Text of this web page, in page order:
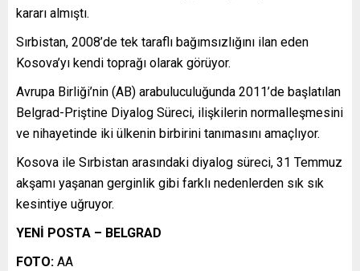
kararı almıştı.
Sırbistan, 2008’de tek taraflı bağımsızlığını ilan eden
Kosova’yı kendi toprağı olarak görüyor.
Avrupa Birliği’nin (AB) arabuluculuğunda 2011’de başlatılan
Belgrad-Priştine Diyalog Süreci, ilişkilerin normalleşmesini
ve nihayetinde iki ülkenin birbirini tanımasını amaçlıyor.
Kosova ile Sırbistan arasındaki diyalog süreci, 31 Temmuz
akşamı yaşanan gerginlik gibi farklı nedenlerden sık sık
kesintiye uğruyor.
YENİ POSTA – BELGRAD
FOTO: AA